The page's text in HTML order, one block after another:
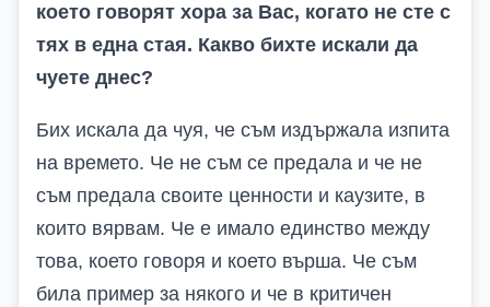
което говорят хора за Вас, когато не сте с
тях в една стая. Какво бихте искали да
чуете днес?
Бих искала да чуя, че съм издържала изпита
на времето. Че не съм се предала и че не
съм предала своите ценности и каузите, в
които вярвам. Че е имало единство между
това, което говоря и което върша. Че съм
била пример за някого и че в критичен